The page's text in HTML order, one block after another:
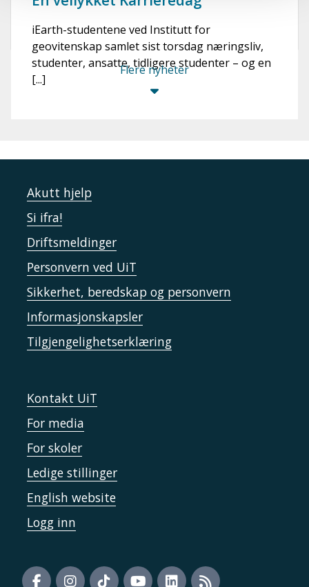
iEarth-studentene ved Institutt for
geovitenskap samlet sist torsdag næringsliv,
studenter, ansatte, tidligere studenter – og en
[...]
Flere nyheter
Akutt hjelp
Si ifra!
Driftsmeldinger
Personvern ved UiT
Sikkerhet, beredskap og personvern
Informasjonskapsler
Tilgjengelighetserklæring
Kontakt UiT
For media
For skoler
Ledige stillinger
English website
Logg inn